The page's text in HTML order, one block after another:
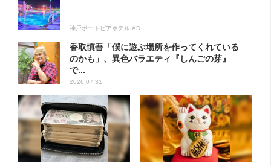
神戸ポートピアホテル AD
香取慎吾「僕に遊ぶ場所を作ってくれている
のかも」、異色バラエティ『しんごの芽』
で...
2026.07.31